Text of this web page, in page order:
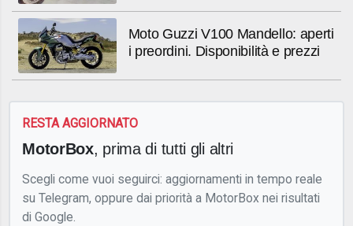
Moto Guzzi V100 Mandello: aperti
i preordini. Disponibilità e prezzi
RESTA AGGIORNATO
MotorBox, prima di tutti gli altri
Scegli come vuoi seguirci: aggiornamenti in tempo reale
su Telegram, oppure dai priorità a MotorBox nei risultati
di Google.